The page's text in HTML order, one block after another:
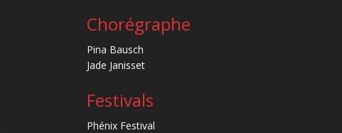
Chorégraphe
Pina Bausch
Jade Janisset
Festivals
Phénix Festival